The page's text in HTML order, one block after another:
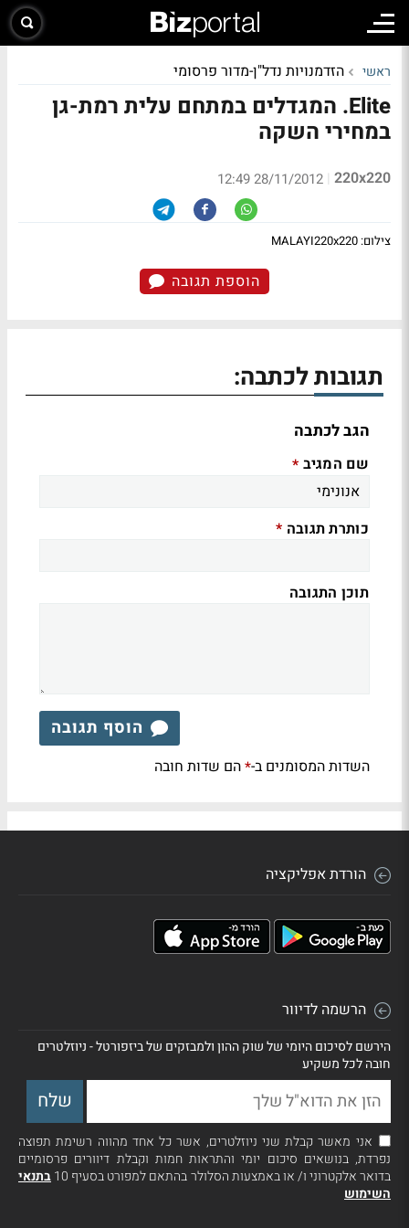
ראשי הזדמנויות נדל"ן-מדור פרסומי
Elite. המגדלים במתחם עלית רמת-גן
במחירי השקה
220x220
|
28/11/2012 12:49
צילום: MALAYI220x220
הוספת תגובה
תגובות לכתבה:
הגב לכתבה
שם המגיב *
כותרת תגובה *
תוכן התגובה
הוסף תגובה
השדות המסומנים ב-*הם שדות חובה
הורדת אפליקציה
הרשמה לדיוור
הירשם לסיכום היומי של שוק ההון ולמבזקים של ביזפורטל - ניוזלטרים
חובה לכל משקיע
אני מאשר קבלת שני ניוזלטרים, אשר כל אחד מהווה רשימת תפוצה
נפרדת, בנושאים סיכום יומי והתראות חמות וקבלת דיוורים פרסומיים
בדואר אלקטרוני ו/ או באמצעות הסלולר בהתאם למפורט בסעיף 10
בתנאי
השימוש